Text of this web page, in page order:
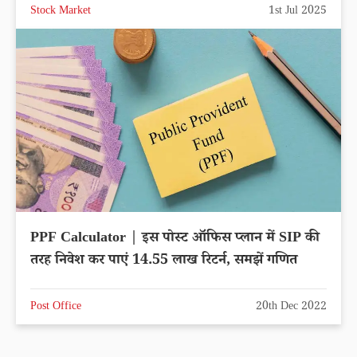
Stock Market 1st Jul 2025
PPF Calculator | इस पोस्ट ऑफिस प्लान में SIP की
तरह निवेश कर पाएं 14.55 लाख रिटर्न, समझें गणित
Post Office 20th Dec 2022